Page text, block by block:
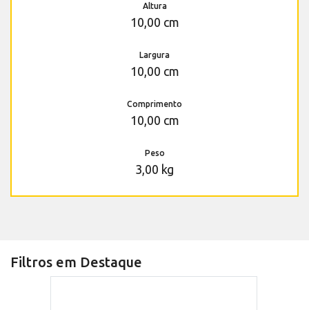
Altura
10,00 cm
Largura
10,00 cm
Comprimento
10,00 cm
Peso
3,00 kg
Filtros em Destaque